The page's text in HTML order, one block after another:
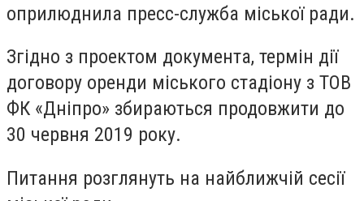
оприлюднила пресс-служба міської ради.
Згідно з проектом документа, термін дії
договору оренди міського стадіону з ТОВ
ФК «Дніпро» збираються продовжити до
30 червня 2019 року.
Питання розглянуть на найближчій сесії